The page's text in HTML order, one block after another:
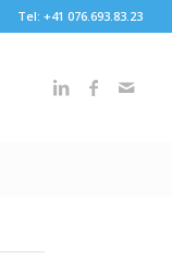
Tel: +41 076.693.83.23